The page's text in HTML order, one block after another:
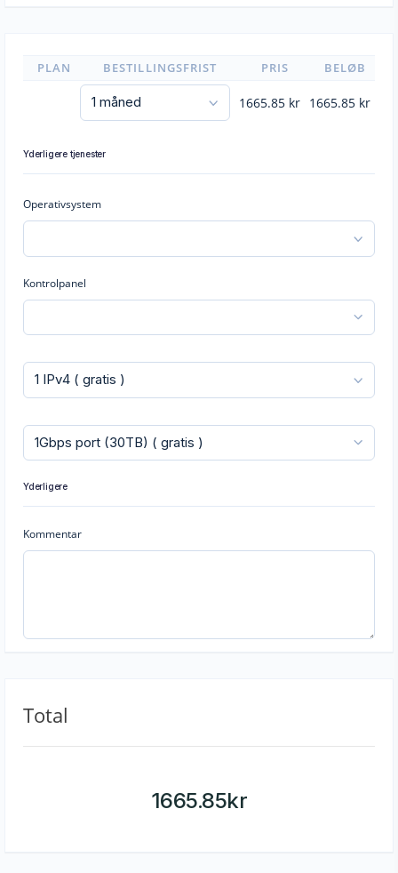
PLAN BESTILLINGSFRIST PRIS BELØB
1665.85 kr 1665.85 kr
Yderligere tjenester
Operativsystem
Kontrolpanel
Yderligere
Kommentar
Total
1665.85kr